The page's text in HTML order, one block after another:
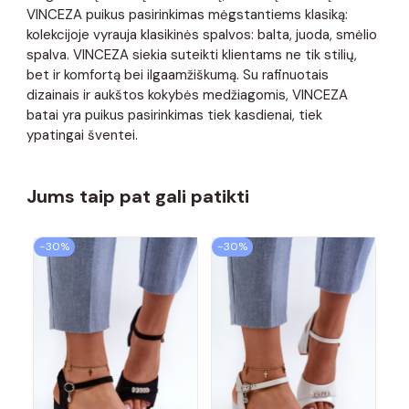
VINCEZA puikus pasirinkimas mėgstantiems klasiką:
kolekcijoje vyrauja klasikinės spalvos: balta, juoda, smėlio
spalva. VINCEZA siekia suteikti klientams ne tik stilių,
bet ir komfortą bei ilgaamžiškumą. Su rafinuotais
dizainais ir aukštos kokybės medžiagomis, VINCEZA
batai yra puikus pasirinkimas tiek kasdienai, tiek
ypatingai šventei.
Jums taip pat gali patikti
−30% −30%